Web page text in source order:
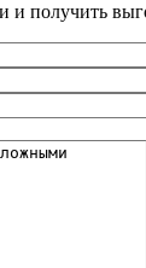
и получить